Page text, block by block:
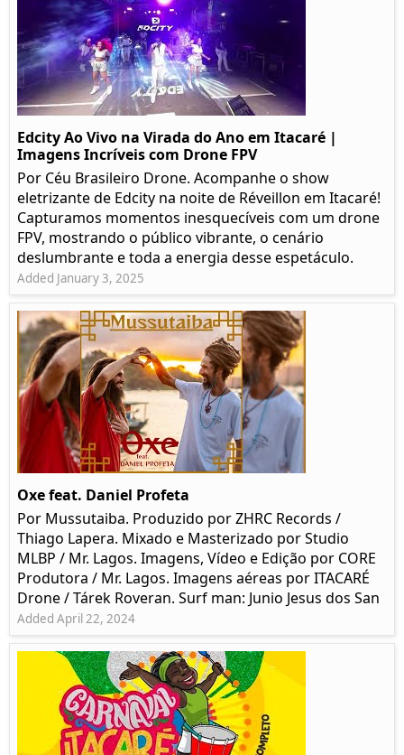
Edcity Ao Vivo na Virada do Ano em Itacaré |
Imagens Incríveis com Drone FPV
Por Céu Brasileiro Drone. Acompanhe o show
eletrizante de Edcity na noite de Réveillon em Itacaré!
Capturamos momentos inesquecíveis com um drone
FPV, mostrando o público vibrante, o cenário
deslumbrante e toda a energia desse espetáculo.
Added January 3, 2025
Oxe feat. Daniel Profeta
Por Mussutaiba. Produzido por ZHRC Records /
Thiago Lapera. Mixado e Masterizado por Studio
MLBP / Mr. Lagos. Imagens, Vídeo e Edição por CORE
Produtora / Mr. Lagos. Imagens aéreas por ITACARÉ
Drone / Tárek Roveran. Surf man: Junio Jesus dos San
Added April 22, 2024